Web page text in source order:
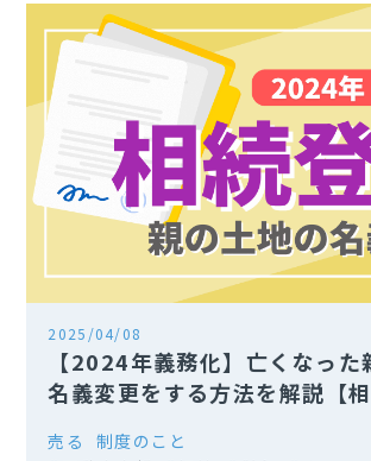
2025/04/08
【2024年義務化】亡くなった
名義変更をする方法を解説【相
売る
制度のこと